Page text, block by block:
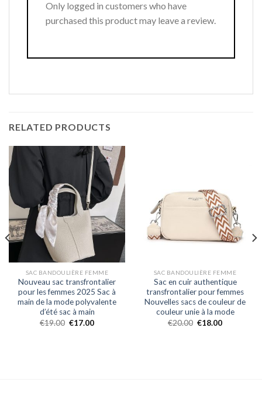
Only logged in customers who have
purchased this product may leave a review.
RELATED PRODUCTS
SAC BANDOULIÈRE FEMME
Nouveau sac transfrontalier
pour les femmes 2025 Sac à
main de la mode polyvalente
d’été sac à main
€19.00 €17.00
SAC BANDOULIÈRE FEMME
Sac en cuir authentique
transfrontalier pour femmes
Nouvelles sacs de couleur de
couleur unie à la mode
€20.00 €18.00